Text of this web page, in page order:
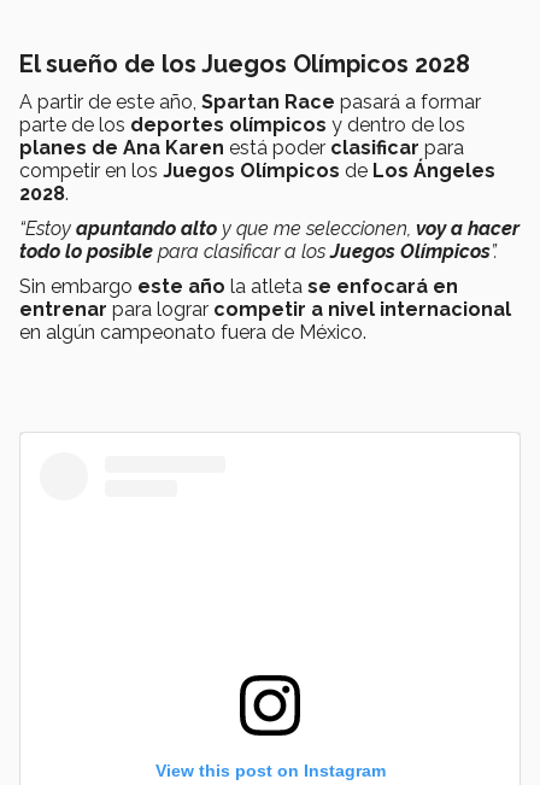
El sueño de los Juegos Olímpicos 2028
A partir de este año, Spartan Race pasará a formar
parte de los deportes olímpicos y dentro de los
planes de Ana Karen está poder clasificar para
competir en los Juegos Olímpicos de Los Ángeles
2028.
“Estoy apuntando alto y que me seleccionen, voy a hacer
todo lo posible para clasificar a losJuegos Olímpicos”.
Sin embargo este año la atleta se enfocará en
entrenar para lograr competir a nivel internacional
en algún campeonato fuera de México.
View this post on Instagram